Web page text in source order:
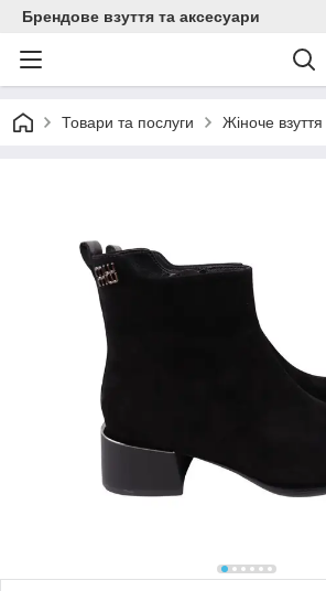
Брендове взуття та аксесуари
Товари та послуги Жіноче взуття